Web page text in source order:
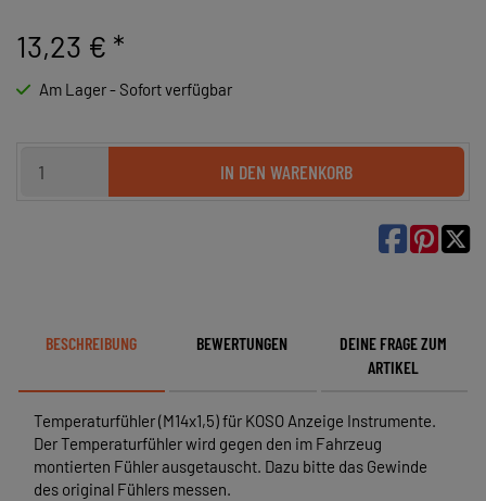
13,23 € *
Am Lager - Sofort verfügbar
IN DEN WARENKORB

BESCHREIBUNG BEWERTUNGEN
DEINE FRAGE ZUM
ARTIKEL
Temperaturfühler (M14x1,5) für KOSO Anzeige Instrumente.
Der Temperaturfühler wird gegen den im Fahrzeug
montierten Fühler ausgetauscht. Dazu bitte das Gewinde
des original Fühlers messen.